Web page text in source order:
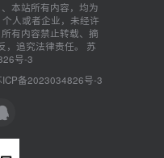
本站所有内容，均为
人或者企业，未经许
有内容禁止转载、摘
追究法律责任。 苏
号-3
ICP备2023034826号-3